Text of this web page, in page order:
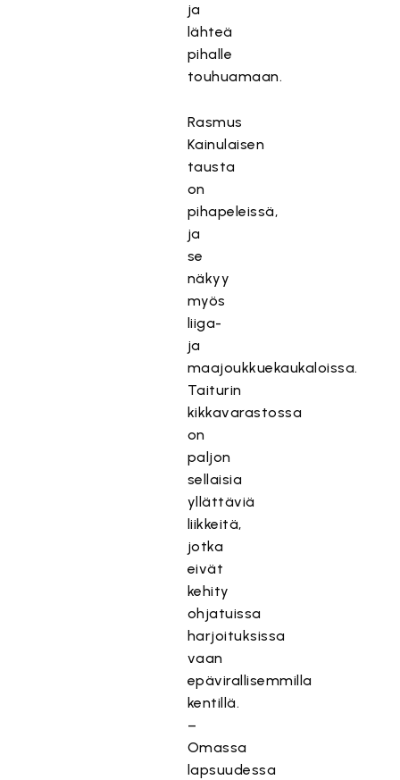
ja
lähteä
pihalle
touhuamaan.
Rasmus
Kainulaisen
tausta
on
pihapeleissä,
ja
se
näkyy
myös
liiga-
ja
maajoukkuekaukaloissa.
Taiturin
kikkavarastossa
on
paljon
sellaisia
yllättäviä
liikkeitä,
jotka
eivät
kehity
ohjatuissa
harjoituksissa
vaan
epävirallisemmilla
kentillä.
–
Omassa
lapsuudessa